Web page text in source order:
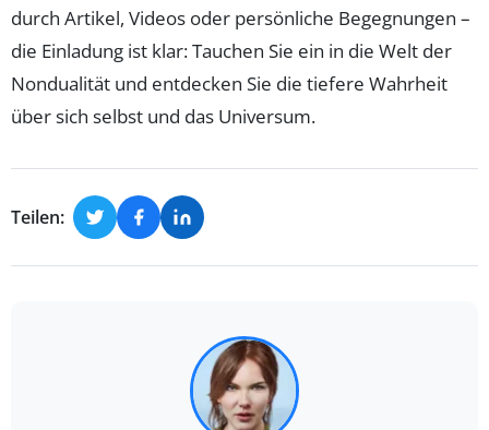
durch Artikel, Videos oder persönliche Begegnungen –
die Einladung ist klar: Tauchen Sie ein in die Welt der
Nondualität und entdecken Sie die tiefere Wahrheit
über sich selbst und das Universum.
Teilen: